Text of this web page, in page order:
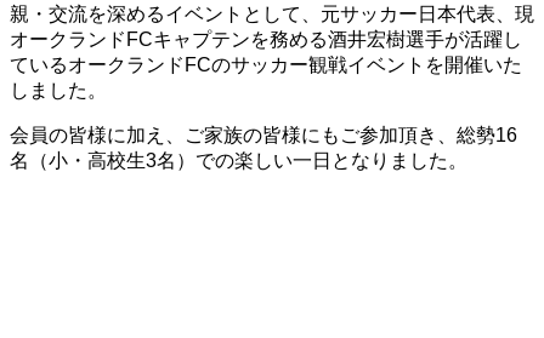
親・交流を深めるイベントとして、元サッカー日本代表、現
オークランドFCキャプテンを務める酒井宏樹選手が活躍し
ているオークランドFCのサッカー観戦イベントを開催いた
しました。
会員の皆様に加え、ご家族の皆様にもご参加頂き、総勢16
名（小・高校生3名）での楽しい一日となりました。